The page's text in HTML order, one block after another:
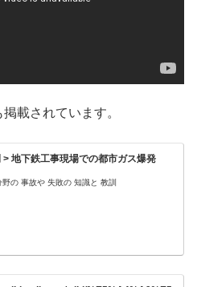
載されています。
> 地下鉄工事現場での都市ガス爆発
野の 事故や 失敗の 知識と 教訓